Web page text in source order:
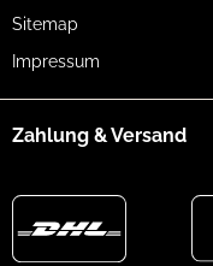
Sitemap
Impressum
Zahlung & Versand